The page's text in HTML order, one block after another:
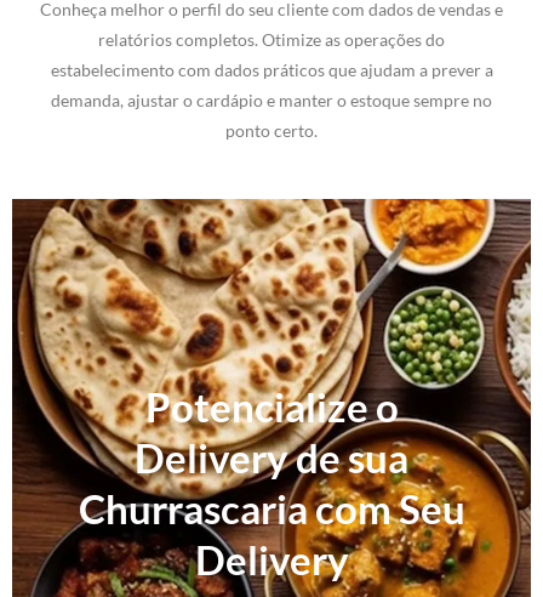
Conheça melhor o perfil do seu cliente com dados de vendas e
relatórios completos. Otimize as operações do
estabelecimento com dados práticos que ajudam a prever a
demanda, ajustar o cardápio e manter o estoque sempre no
ponto certo.
Potencialize o
Delivery de sua
Churrascaria com Seu
Delivery